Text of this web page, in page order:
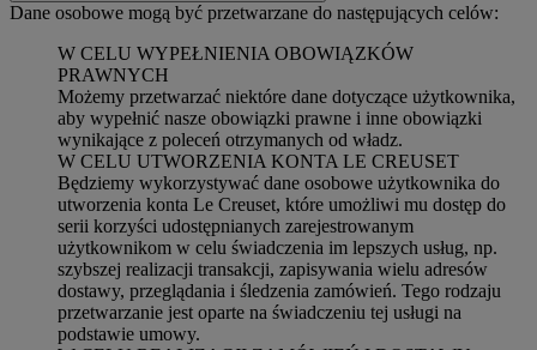
Dane osobowe mogą być przetwarzane do następujących celów:
W CELU WYPEŁNIENIA OBOWIĄZKÓW
PRAWNYCH
Możemy przetwarzać niektóre dane dotyczące użytkownika,
aby wypełnić nasze obowiązki prawne i inne obowiązki
wynikające z poleceń otrzymanych od władz.
W CELU UTWORZENIA KONTA LE CREUSET
Będziemy wykorzystywać dane osobowe użytkownika do
utworzenia konta Le Creuset, które umożliwi mu dostęp do
serii korzyści udostępnianych zarejestrowanym
użytkownikom w celu świadczenia im lepszych usług, np.
szybszej realizacji transakcji, zapisywania wielu adresów
dostawy, przeglądania i śledzenia zamówień. Tego rodzaju
przetwarzanie jest oparte na świadczeniu tej usługi na
podstawie umowy.